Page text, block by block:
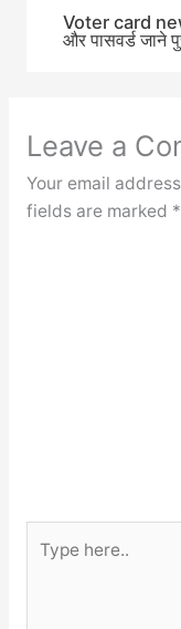
Voter card
और पासवर्ड जाने
Leave a
Your email
fields are marked *
here..